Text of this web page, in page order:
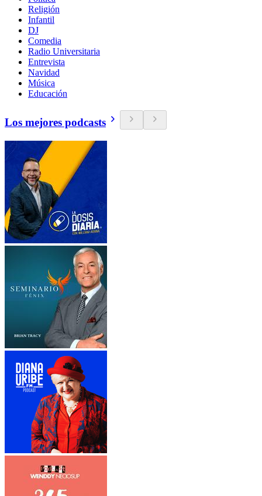
Religión
Infantil
DJ
Comedia
Radio Universitaria
Entrevista
Navidad
Música
Educación
Los mejores podcasts